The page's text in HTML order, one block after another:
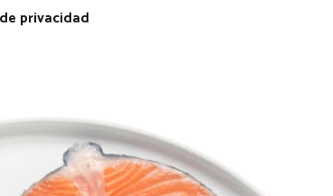
privacidad